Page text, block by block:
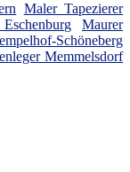
Maler Tapezierer
Maurer
Schöneberg
Memmelsdorf